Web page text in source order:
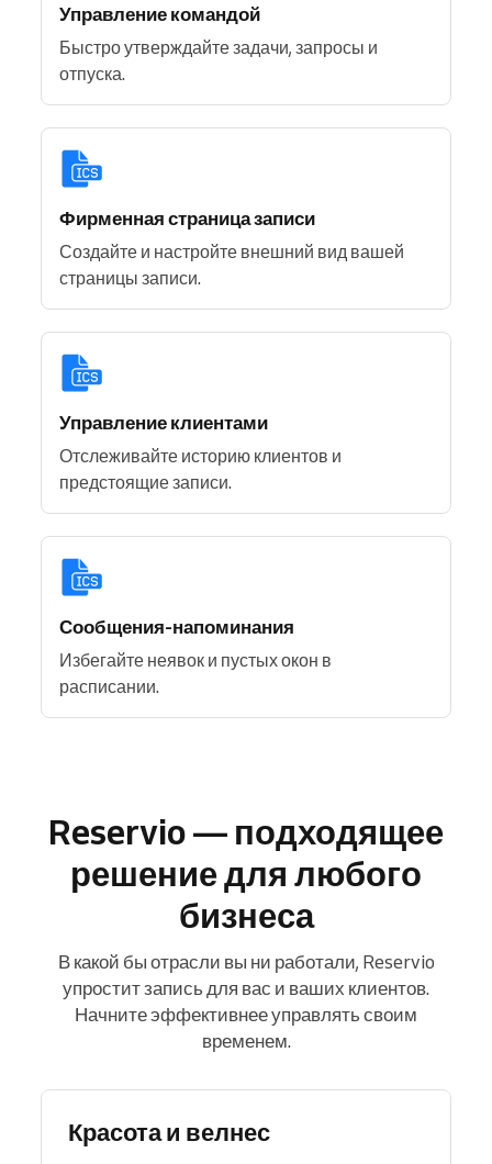
Управление командой
Быстро утверждайте задачи, запросы и
отпуска.
Фирменная страница записи
Создайте и настройте внешний вид вашей
страницы записи.
Управление клиентами
Отслеживайте историю клиентов и
предстоящие записи.
Сообщения-напоминания
Избегайте неявок и пустых окон в
расписании.
Reservio — подходящее
решение для любого
бизнеса
В какой бы отрасли вы ни работали, Reservio
упростит запись для вас и ваших клиентов.
Начните эффективнее управлять своим
временем.
Красота и велнес